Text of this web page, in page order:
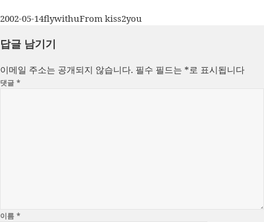
작
일
2002-05-14글
이
flywithu카
From kiss2you
답글 남기기
이메일 주소는 공개되지 않습니다. 필수 필드는 *로 표시됩니다
댓글*
이름*